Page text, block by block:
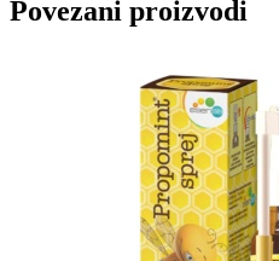
Povezani proizvodi